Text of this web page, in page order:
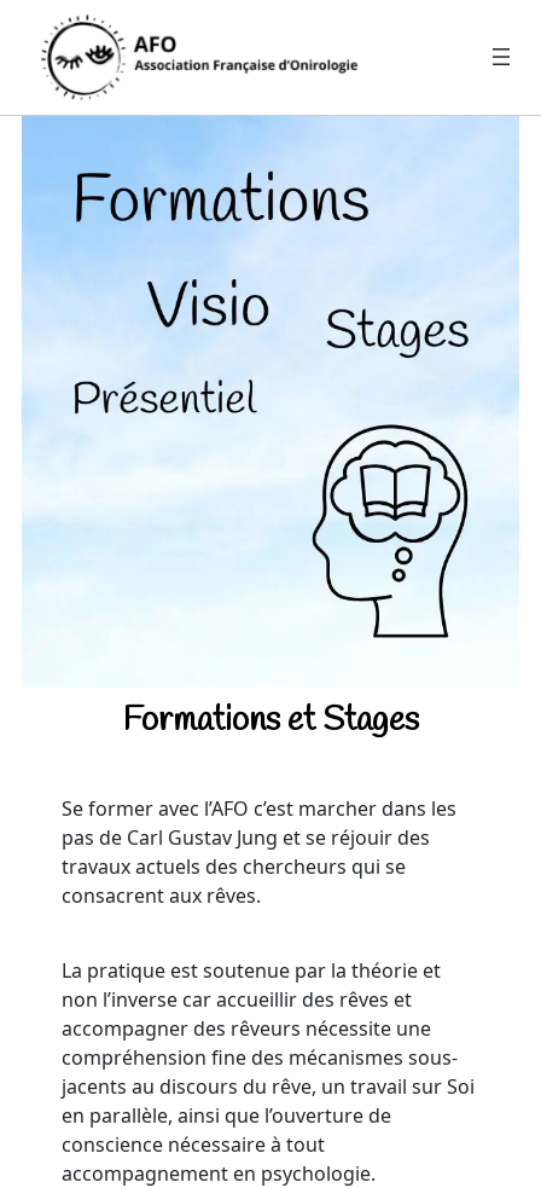
Formationset Stages
Se former avec l’AFO c’est marcher dans les
pas de Carl Gustav Jung et se réjouir des
travaux actuels des chercheurs qui se
consacrent aux rêves.
La pratique est soutenue par la théorie et
non l’inverse car accueillir des rêves et
accompagner des rêveurs nécessite une
compréhension fine des mécanismes sous-
jacents au discours du rêve, un travail sur Soi
en parallèle, ainsi que l’ouverture de
conscience nécessaire à tout
accompagnement en psychologie.